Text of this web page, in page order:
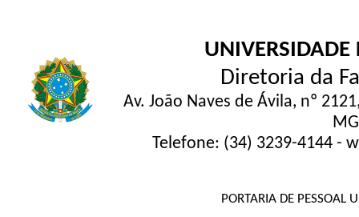
UNIVERSIDADE
Diretoria da
Av. João Naves de Ávila, nº
Telefone: (34) 3239-4144
PORTARIA DE